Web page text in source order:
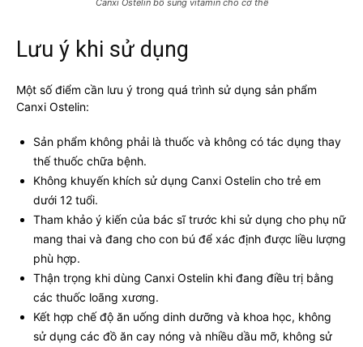
Lưu ý khi sử dụng
Một số điểm cần lưu ý trong quá trình sử dụng sản phẩm
Canxi Ostelin:
Sản phẩm không phải là thuốc và không có tác dụng thay
thế thuốc chữa bệnh.
Không khuyến khích sử dụng Canxi Ostelin cho trẻ em
dưới 12 tuổi.
Tham khảo ý kiến của bác sĩ trước khi sử dụng cho phụ nữ
mang thai và đang cho con bú để xác định được liều lượng
phù hợp.
Thận trọng khi dùng Canxi Ostelin khi đang điều trị bằng
các thuốc loãng xương.
Kết hợp chế độ ăn uống dinh dưỡng và khoa học, không
sử dụng các đồ ăn cay nóng và nhiều dầu mỡ, không sử